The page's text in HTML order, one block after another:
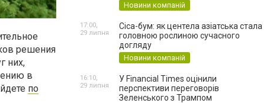
решения
них,
в
по
Новини компаній
Cica-бум: як центела азіатська стала
головною рослиною сучасного
догляду
Новини компаній
17:00,
29 липня
У Financial Times оцінили
перспективи переговорів
Зеленського з Трампом
16:10,
29 липня